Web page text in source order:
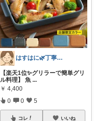
はすはに🌿丁寧な暮らし
【楽天1位✨グリラーで簡単グリ
ル料理】 魚 ...
￥ 4,400
0 0 5
コレ いいね